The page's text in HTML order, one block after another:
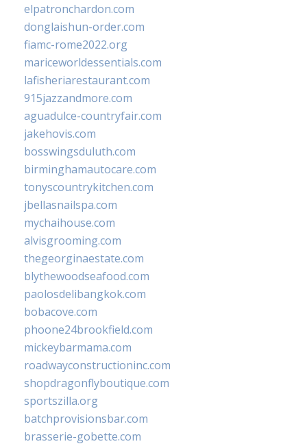
elpatronchardon.com
donglaishun-order.com
fiamc-rome2022.org
mariceworldessentials.com
lafisheriarestaurant.com
915jazzandmore.com
aguadulce-countryfair.com
jakehovis.com
bosswingsduluth.com
birminghamautocare.com
tonyscountrykitchen.com
jbellasnailspa.com
mychaihouse.com
alvisgrooming.com
thegeorginaestate.com
blythewoodseafood.com
paolosdelibangkok.com
bobacove.com
phoone24brookfield.com
mickeybarmama.com
roadwayconstructioninc.com
shopdragonflyboutique.com
sportszilla.org
batchprovisionsbar.com
brasserie-gobette.com